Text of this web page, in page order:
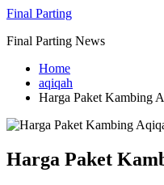
Skip
content
Final Parting
Final Parting News
Home
aqiqah
Harga Paket Kambing
Harga Paket